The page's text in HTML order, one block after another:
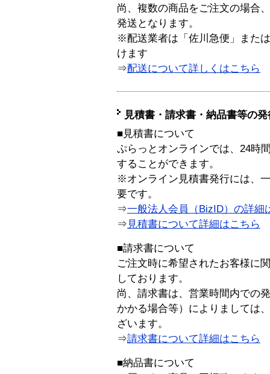
尚、複数の商品をご注文の場合
発送となります。
※配送業者は「佐川急便」また
けます
⇒配送について詳しくはこちら
見積書・請求書・納品書等の
■見積書について
ぷらっとオンラインでは、24時
することができます。
※オンライン見積書発行には、
要です。
⇒一般法人会員（BizID）の詳細
⇒ 見積書について詳細はこちら
■請求書について
ご注文時に希望されたお客様に
しております。
尚、請求書は、営業時間内での
かかる場合等）によりましては
ざいます。
⇒請求書について詳細はこちら
■納品書について